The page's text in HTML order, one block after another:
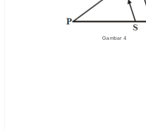
Gambar 4